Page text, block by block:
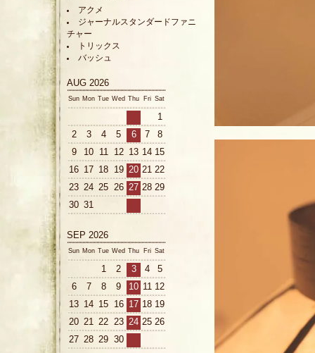
アクメ
ジャーナルスタンダードファニ
チャー
トリックス
バッシュ
AUG 2026
Sun Mon Tue Wed Thu Fri Sat
1
2
3 4 5 6 7
8
9
10 11 12 13 14 15
16 17 18 19 20 21 22
23 24 25 26 27 28 29
30 31
SEP 2026
Sun Mon Tue Wed Thu Fri Sat
1 2 3 4
5
6
7 8 9 10 11 12
13 14 15 16 17 18 19
20 21 22 23 24 25 26
27 28 29 30